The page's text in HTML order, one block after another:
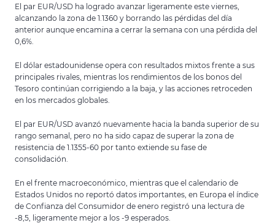
El par EUR/USD ha logrado avanzar ligeramente este viernes,
alcanzando la zona de 1.1360 y borrando las pérdidas del día
anterior aunque encamina a cerrar la semana con una pérdida del
0,6%.
El dólar estadounidense opera con resultados mixtos frente a sus
principales rivales, mientras los rendimientos de los bonos del
Tesoro continúan corrigiendo a la baja, y las acciones retroceden
en los mercados globales.
El par EUR/USD avanzó nuevamente hacia la banda superior de su
rango semanal, pero no ha sido capaz de superar la zona de
resistencia de 1.1355-60 por tanto extiende su fase de
consolidación.
En el frente macroeconómico, mientras que el calendario de
Estados Unidos no reportó datos importantes, en Europa el índice
de Confianza del Consumidor de enero registró una lectura de
-8,5, ligeramente mejor a los -9 esperados.